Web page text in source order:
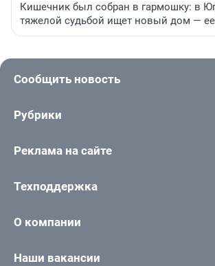
Кишечник был собран в гармошку: в
тяжелой судьбой ищет новый дом — ее
Сообщить новость
Рубрики
Реклама на сайте
Техподдержка
О компании
Наши вакансии